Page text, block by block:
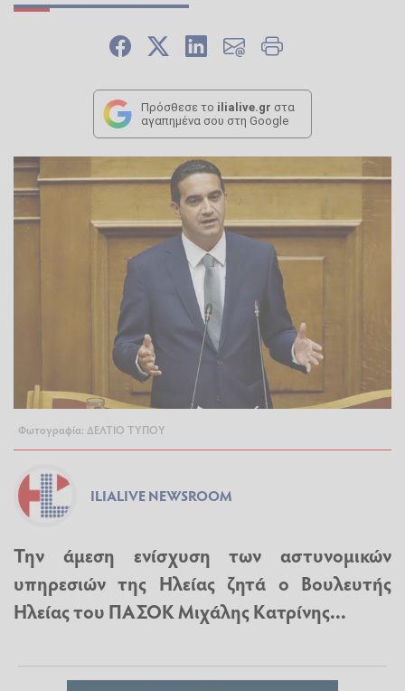
Πρόσθεσε το ilialive.gr στα
αγαπημένα σου στη Google
Φωτογραφία: ΔΕΛΤΙΟ ΤΥΠΟΥ
ILIALIVE NEWSROOM
Την άμεση ενίσχυση των αστυνομικών
υπηρεσιών της Ηλείας ζητά ο Βουλευτής
Ηλείας του ΠΑΣΟΚ Μιχάλης Κατρίνης...